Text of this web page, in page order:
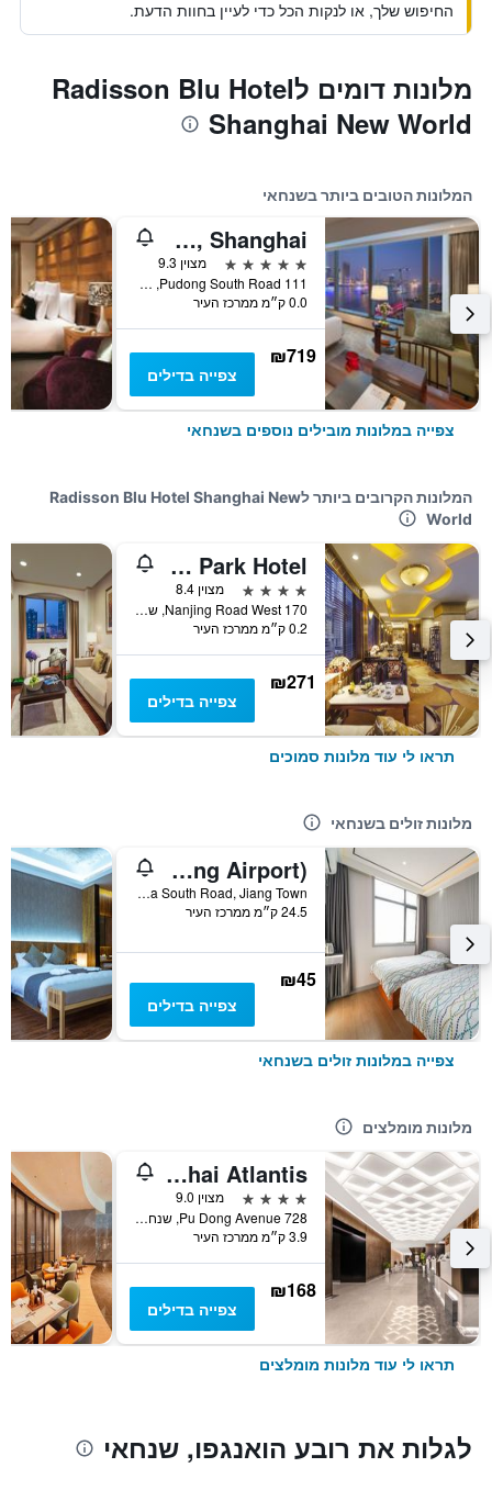
החיפוש שלך, או לנקות הכל כדי לעיין בחוות הדעת.
מלונות דומים לRadisson Blu Hotel
Shanghai New World
המלונות הטובים ביותר בשנחאי
Mandarin Oriental Pudong, Shanghai
5 כוכבים
מצוין 9.3
111 Pudong South Road, שנחאי, סין
0.0 ק״מ ממרכז העיר
₪719
צפייה בדילים
צפייה במלונות מובילים נוספים בשנחאי
המלונות הקרובים ביותר לRadisson Blu Hotel Shanghai New
World
Jin Jiang Park Hotel
4 כוכבים
מצוין 8.4
170 Nanjing Road West, שנחאי, סין
0.2 ק״מ ממרכז העיר
₪271
צפייה בדילים
תראו לי עוד מלונות סמוכים
מלונות זולים בשנחאי
Pod Inn (Shanghai Pudong Airport)
No. 10 Shuizha South Road, Jiang Town, שנחאי, סין
24.5 ק״מ ממרכז העיר
₪45
צפייה בדילים
צפייה במלונות זולים בשנחאי
מלונות מומלצים
Novotel Shanghai Atlantis
4 כוכבים
מצוין 9.0
728 Pu Dong Avenue, שנחאי, סין
3.9 ק״מ ממרכז העיר
₪168
צפייה בדילים
תראו לי עוד מלונות מומלצים
לגלות את רובע הואנגפו, שנחאי